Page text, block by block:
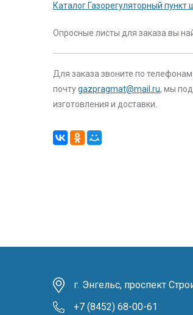
Каталог Газорегуляторный
Опросные листы для заказа вы
Для заказа звоните по телефонам
почтуgazpragmat@mail.ru, мы
изготовления и доставки.
г. Энгельс, проспект
+7 (8452) 68-00-61